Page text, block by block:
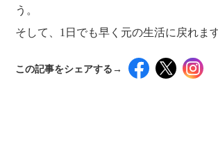
う。
そして、1日でも早く元の生活に戻れま
この記事をシェアする→